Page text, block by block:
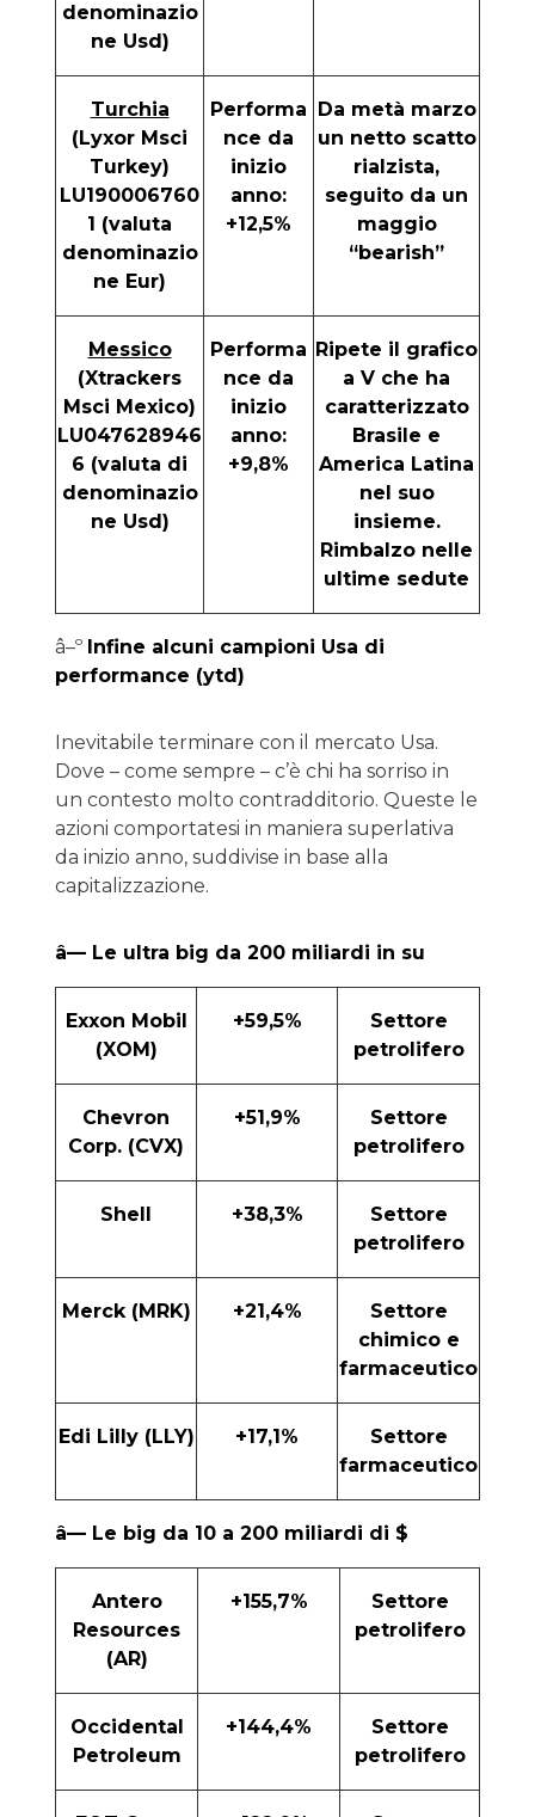
denominazio
ne Usd)
Turchia
(Lyxor Msci
Turkey)
LU190006760
1 (valuta
denominazio
ne Eur)
Performa
nce da
inizio
anno:
+12,5%
Da metà marzo
un netto scatto
rialzista,
seguito da un
maggio
“bearish”
Messico
(Xtrackers
Msci Mexico)
LU047628946
6 (valuta di
denominazio
ne Usd)
Performa
nce da
inizio
anno:
+9,8%
Ripete il grafico
a V che ha
caratterizzato
Brasile e
America Latina
nel suo
insieme.
Rimbalzo nelle
ultime sedute
â–º Infine alcuni campioni Usa di
performance (ytd)
Inevitabile terminare con il mercato Usa.
Dove – come sempre – c’è chi ha sorriso in
un contesto molto contradditorio. Queste le
azioni comportatesi in maniera superlativa
da inizio anno, suddivise in base alla
capitalizzazione.
â— Le ultra big da 200 miliardi in su
Exxon Mobil
(XOM)
+59,5%
Settore
petrolifero
Chevron
Corp. (CVX)
+51,9%
Settore
petrolifero
Shell +38,3%
Settore
petrolifero
Merck (MRK) +21,4%
Settore
chimico e
farmaceutico
Edi Lilly (LLY) +17,1%
Settore
farmaceutico
â— Le big da 10 a 200 miliardi di $
Antero
Resources
(AR)
+155,7%
Settore
petrolifero
Occidental
Petroleum
+144,4%
Settore
petrolifero